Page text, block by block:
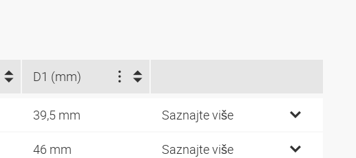
D1 (mm)
39,5 mm Saznajte više
46 mm Saznajte više